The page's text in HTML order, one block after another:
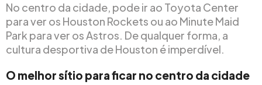
No centro da cidade, pode ir ao Toyota Center
para ver os Houston Rockets ou ao Minute Maid
Park para ver os Astros. De qualquer forma, a
cultura desportiva de Houston é imperdível.
O melhor sítio para ficar no centro da cidade